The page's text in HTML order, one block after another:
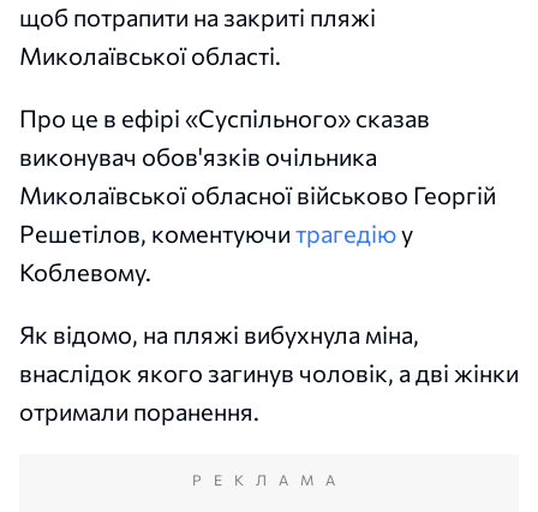
щоб потрапити на закриті пляжі
Миколаївської області.
Про це в ефірі «Суспільного» сказав
виконувач обов'язків очільника
Миколаївської обласної військово Георгій
Решетілов, коментуючи трагедіюу
Коблевому.
Як відомо, на пляжі вибухнула міна,
внаслідок якого загинув чоловік, а дві жінки
отримали поранення.
РЕКЛАМА